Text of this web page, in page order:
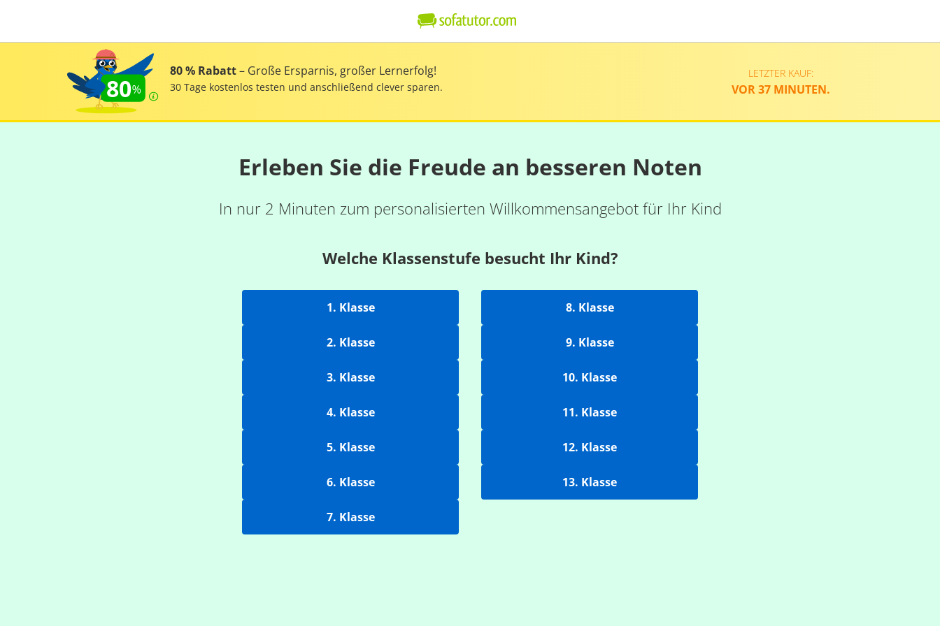
80
80 % Rabatt– Große Ersparnis, großer Lernerfolg!
30 Tage kostenlos testen und anschließend clever sparen.
LETZTER KAUF:
VOR 37 MINUTEN.
Erleben Sie die Freude an besseren Noten
In nur 2 Minuten zum personalisierten Willkommensangebot für Ihr Kind
Welche Klassenstufe besucht Ihr Kind?
1. Klasse
2. Klasse
3. Klasse
4. Klasse
5. Klasse
6. Klasse
7. Klasse
8. Klasse
9. Klasse
10. Klasse
11. Klasse
12. Klasse
13. Klasse